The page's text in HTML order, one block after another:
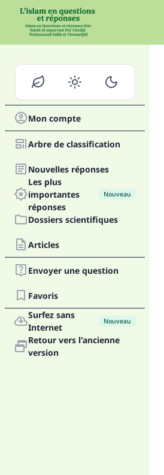
Mon compte
Arbre de classification
Nouvelles réponses
Les plus
importantes
réponses
Nouveau
Dossiers scientifiques
Articles
Envoyer une question
Favoris
Surfez sans
Internet
Nouveau
Retour vers l'ancienne
version